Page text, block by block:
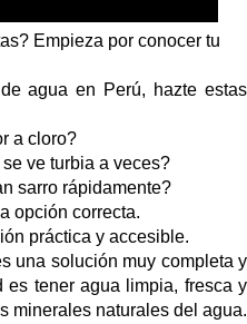
Empieza por conocer tu
agua en Perú, hazte estas
a cloro?
ve turbia a veces?
sarro rápidamente?
opción correcta.
práctica y accesible.
una solución muy completa y
tener agua limpia, fresca y
minerales naturales del agua.